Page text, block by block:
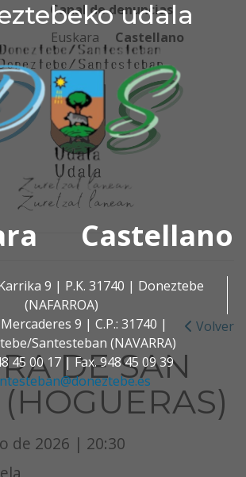
udala
Castellano
9 | P.K. 31740 | Doneztebe
(NAFARROA)
9 | C.P.: 31740 |
Santesteban (NAVARRA)
45 00 17 | Fax. 948 45 09 39
udala
Canal de denuncias
Euskara
Castellano
Volver
DE SAN
de 2026 | 20:30